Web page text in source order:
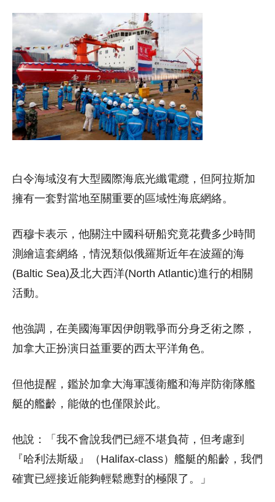
白令海域沒有大型國際海底光纖電纜，但阿拉斯加
擁有一套對當地至關重要的區域性海底網絡。
西穆卡表示，他關注中國科研船究竟花費多少時間
測繪這套網絡，情況類似俄羅斯近年在波羅的海
(Baltic Sea)及北大西洋(North Atlantic)進行的相關
活動。
他強調，在美國海軍因伊朗戰爭而分身乏術之際，
加拿大正扮演日益重要的西太平洋角色。
但他提醒，鑑於加拿大海軍護衛艦和海岸防衛隊艦
艇的艦齡，能做的也僅限於此。
他說：「我不會說我們已經不堪負荷，但考慮到
『哈利法斯級』（Halifax-class）艦艇的船齡，我們
確實已經接近能夠輕鬆應對的極限了。」